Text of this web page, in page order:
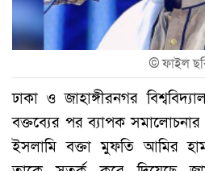
©ফাইল
ঢাকা ও জাহাঙ্গীরনগর
বক্তব্যের পর ব্যাপক
ইসলামি বক্তা মুফতি আমির